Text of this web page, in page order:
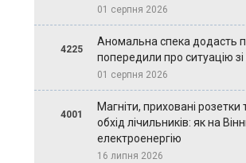
01 серпня 2026
4225
Аномальна спека додасть
попередили про ситуацію зі
01 серпня 2026
4001
Магніти, приховані
обхід лічильників: як на
електроенергію
16 липня 2026